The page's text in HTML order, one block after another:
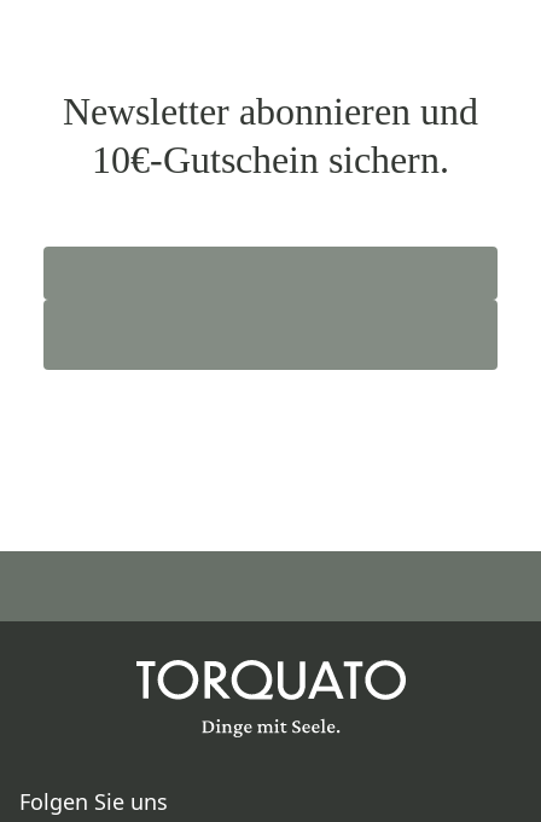
Newsletter abonnieren und
10€-Gutschein sichern.
Folgen Sie uns